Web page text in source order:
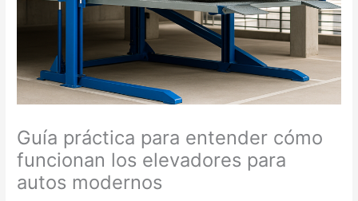
Guía práctica para entender cómo
funcionan los elevadores para
autos modernos